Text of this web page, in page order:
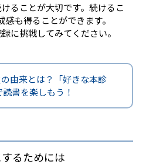
ることが大切です。続けるこ
も得ることができます。
に挑戦してみてください。
由来とは？「好きな本診
書を楽しもう！
るためには